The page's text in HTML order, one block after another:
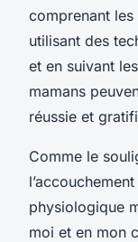
comprenant
utilisant des
et en suivant
mamans
réussie et
Comme le
physiologique
moi et en mon